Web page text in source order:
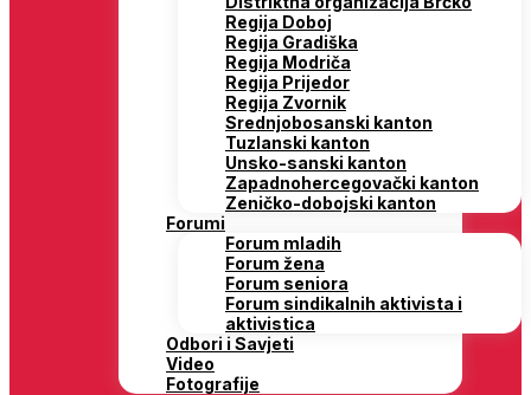
Regija Doboj
Regija Gradiška
Regija Modriča
Regija Prijedor
Regija Zvornik
Srednjobosanski kanton
Tuzlanski kanton
Unsko-sanski kanton
Zapadnohercegovački kanton
Zeničko-dobojski kanton
Forumi
Forum mladih
Forum žena
Forum seniora
Forum sindikalnih aktivista i
aktivistica
Odbori i Savjeti
Video
Fotografije